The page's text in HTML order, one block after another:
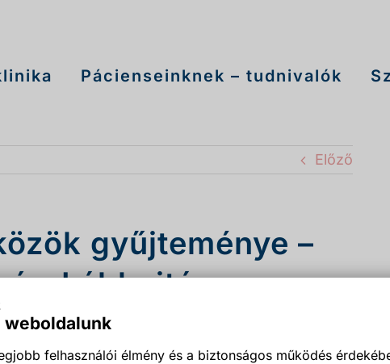
weboldalunk
felhasználói élmény és a biztonságos működés
Pácienseinknek – tudnivalók
Előző
gyűjteménye –
Lábhajtásos